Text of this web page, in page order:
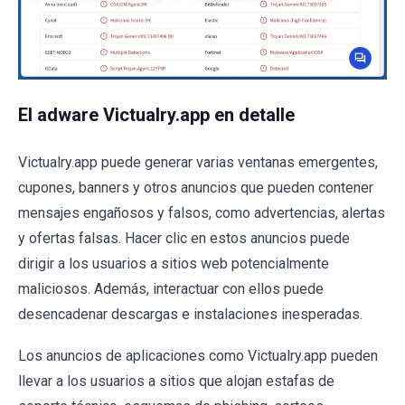
El adware Victualry.app en detalle
Victualry.app puede generar varias ventanas emergentes,
cupones, banners y otros anuncios que pueden contener
mensajes engañosos y falsos, como advertencias, alertas
y ofertas falsas. Hacer clic en estos anuncios puede
dirigir a los usuarios a sitios web potencialmente
maliciosos. Además, interactuar con ellos puede
desencadenar descargas e instalaciones inesperadas.
Los anuncios de aplicaciones como Victualry.app pueden
llevar a los usuarios a sitios que alojan estafas de